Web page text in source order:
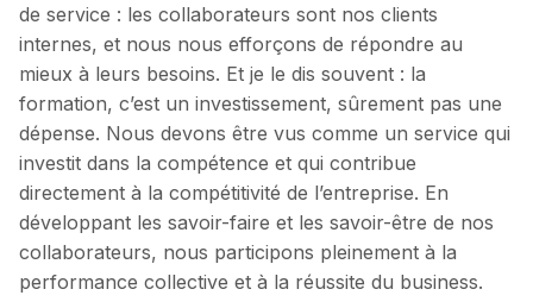
de service : les collaborateurs sont nos clients
internes, et nous nous efforçons de répondre au
mieux à leurs besoins. Et je le dis souvent : la
formation, c’est un investissement, sûrement pas une
dépense. Nous devons être vus comme un service qui
investit dans la compétence et qui contribue
directement à la compétitivité de l’entreprise. En
développant les savoir-faire et les savoir-être de nos
collaborateurs, nous participons pleinement à la
performance collective et à la réussite du business.